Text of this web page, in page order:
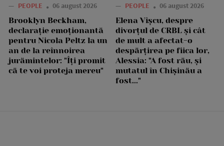
— PEOPLE 06 august 2026
Brooklyn Beckham,
declarație emoționantă
pentru Nicola Peltz la un
an de la reînnoirea
jurămintelor: "Îți promit
că te voi proteja mereu"
— PEOPLE 06 august 2026
Elena Vîșcu, despre
divorțul de CRBL și cât
de mult a afectat-o
despărțirea pe fiica lor,
Alessia: "A fost rău, și
mutatul în Chișinău a
fost..."